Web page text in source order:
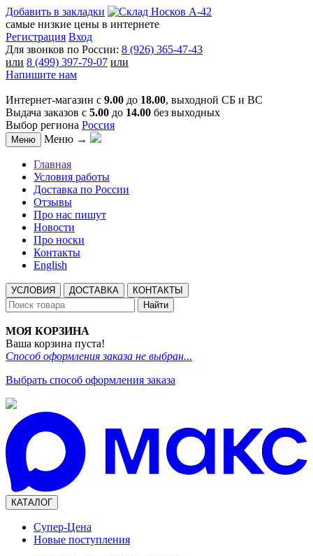
Добавить в закладки
самые низкие цены в интернете
Регистрация Вход
Для звонков по России: 8 (926) 365-47-43
или 8 (499) 397-79-07 или
Напишите нам
Интернет-магазин с 9.00 до 18.00, выходной СБ и ВС
Выдача заказов с 5.00 до 14.00 без выходных
Выбор региона Россия
Меню Меню →
Главная
Условия работы
Доставка по России
Отзывы
Про нас пишут
Новости
Про носки
Контакты
English
УСЛОВИЯ ДОСТАВКА
КОНТАКТЫ
Найти
МОЯ КОРЗИНА
Ваша корзина пуста!
Способ оформления заказа не выбран...
Выбрать способ оформления заказа
КАТАЛОГ
Супер-Цена
Новые поступления